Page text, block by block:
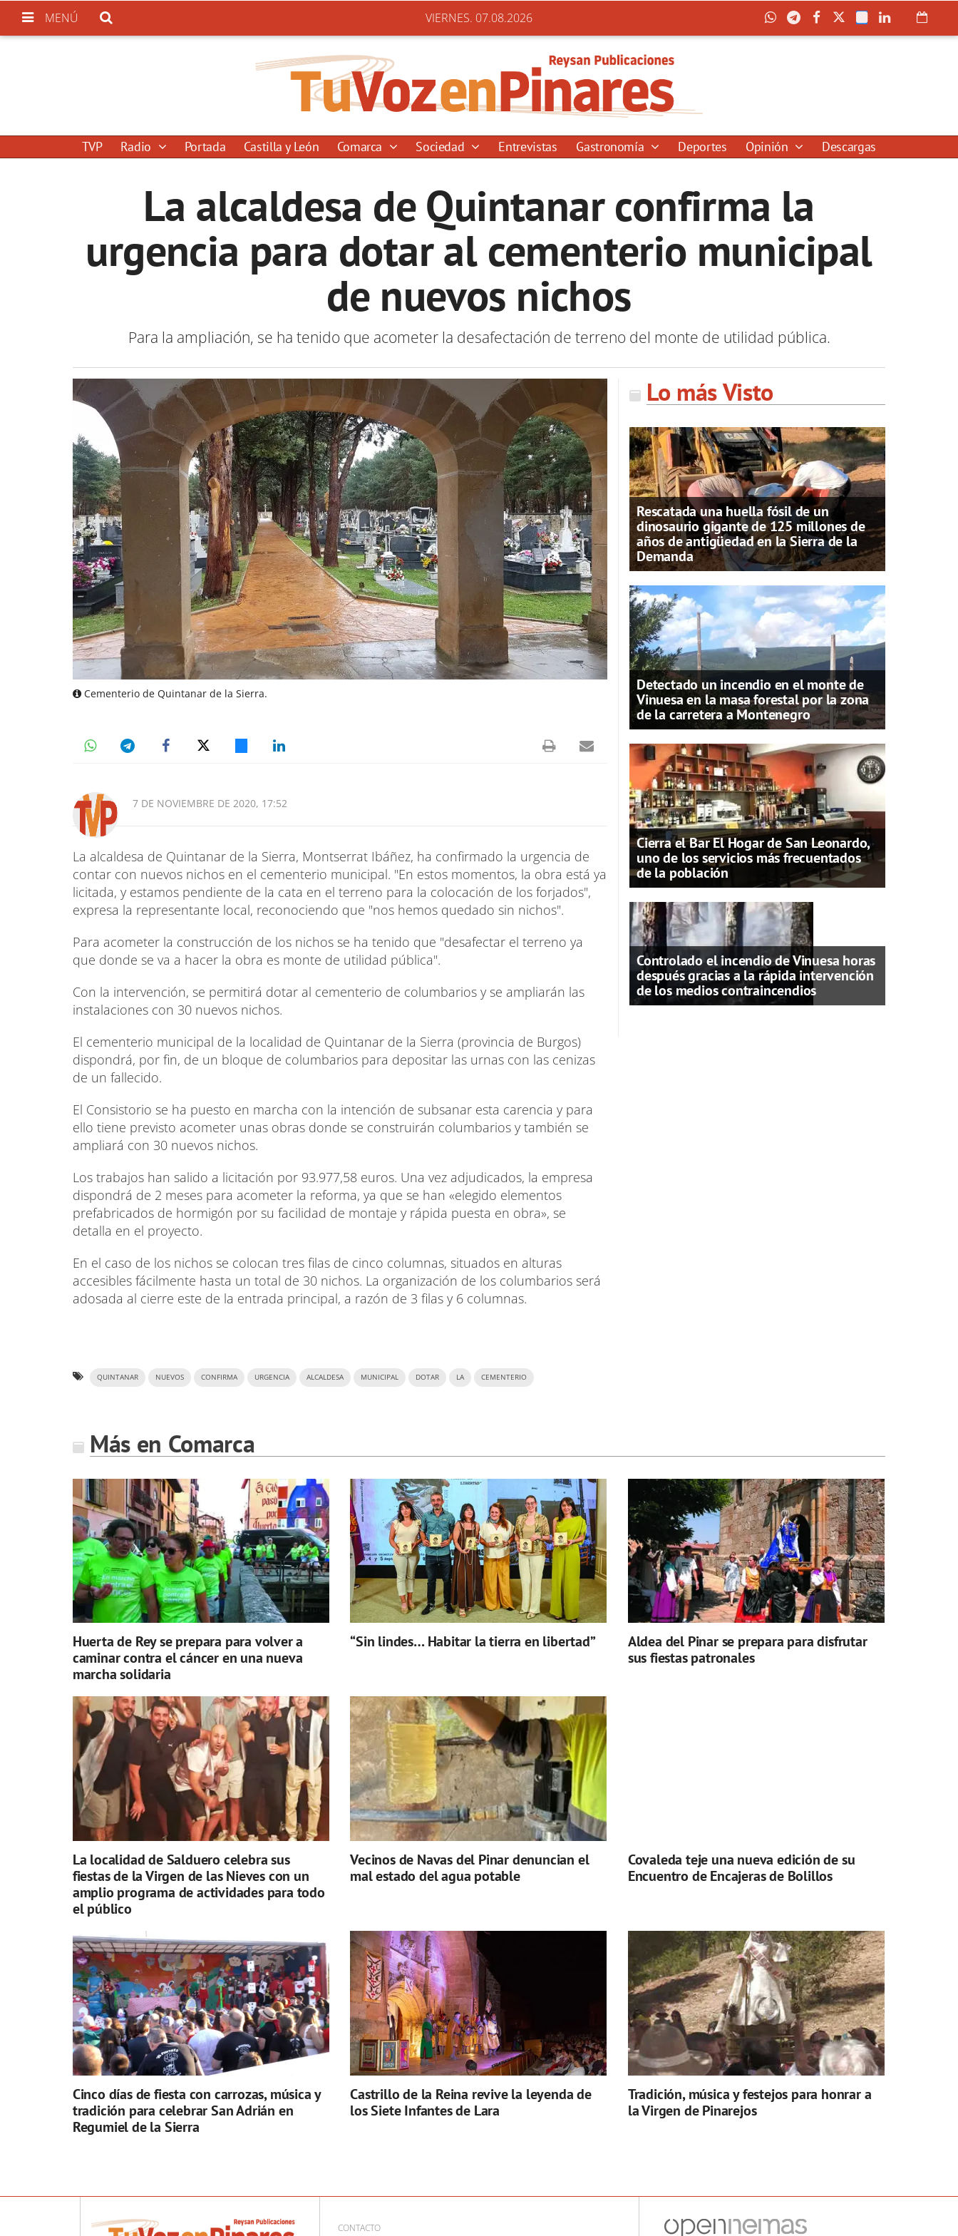
MENÚ VIERNES. 07.08.2026
TVP Radio Portada Castilla y León Comarca Sociedad Entrevistas Gastronomía Deportes Opinión Descargas
La alcaldesa de Quintanar confirma la
urgencia para dotar al cementerio municipal
de nuevos nichos
Para la ampliación, se ha tenido que acometer la desafectación de terreno del monte de utilidad pública.
Cementerio de Quintanar de la Sierra.
7 DE NOVIEMBRE DE 2020, 17:52
La alcaldesa de Quintanar de la Sierra, Montserrat Ibáñez, ha confirmado la urgencia de
contar con nuevos nichos en el cementerio municipal. "En estos momentos, la obra está ya
licitada, y estamos pendiente de la cata en el terreno para la colocación de los forjados",
expresa la representante local, reconociendo que "nos hemos quedado sin nichos".
Para acometer la construcción de los nichos se ha tenido que "desafectar el terreno ya
que donde se va a hacer la obra es monte de utilidad pública".
Con la intervención, se permitirá dotar al cementerio de columbarios y se ampliarán las
instalaciones con 30 nuevos nichos.
El cementerio municipal de la localidad de Quintanar de la Sierra (provincia de Burgos)
dispondrá, por fin, de un bloque de columbarios para depositar las urnas con las cenizas
de un fallecido.
El Consistorio se ha puesto en marcha con la intención de subsanar esta carencia y para
ello tiene previsto acometer unas obras donde se construirán columbarios y también se
ampliará con 30 nuevos nichos.
Los trabajos han salido a licitación por 93.977,58 euros. Una vez adjudicados, la empresa
dispondrá de 2 meses para acometer la reforma, ya que se han «elegido elementos
prefabricados de hormigón por su facilidad de montaje y rápida puesta en obra», se
detalla en el proyecto.
En el caso de los nichos se colocan tres filas de cinco columnas, situados en alturas
accesibles fácilmente hasta un total de 30 nichos. La organización de los columbarios será
adosada al cierre este de la entrada principal, a razón de 3 filas y 6 columnas.
QUINTANAR NUEVOS CONFIRMA URGENCIA ALCALDESA MUNICIPAL DOTAR LA CEMENTERIO
Lo más Visto
Rescatada una huella fósil de un
dinosaurio gigante de 125 millones de
años de antigüedad en la Sierra de la
Demanda
Detectado un incendio en el monte de
Vinuesa en la masa forestal por la zona
de la carretera a Montenegro
Cierra el Bar El Hogar de San Leonardo,
uno de los servicios más frecuentados
de la población
Controlado el incendio de Vinuesa horas
después gracias a la rápida intervención
de los medios contraincendios
Más en Comarca
Huerta de Rey se prepara para volver a
caminar contra el cáncer en una nueva
marcha solidaria
“Sin lindes… Habitar la tierra en libertad”
Aldea del Pinar se prepara para disfrutar
sus fiestas patronales
La localidad de Salduero celebra sus
fiestas de la Virgen de las Nieves con un
amplio programa de actividades para todo
el público
Vecinos de Navas del Pinar denuncian el
mal estado del agua potable
Covaleda teje una nueva edición de su
Encuentro de Encajeras de Bolillos
Cinco días de fiesta con carrozas, música y
tradición para celebrar San Adrián en
Regumiel de la Sierra
Castrillo de la Reina revive la leyenda de
los Siete Infantes de Lara
Tradición, música y festejos para honrar a
la Virgen de Pinarejos
CONTACTO